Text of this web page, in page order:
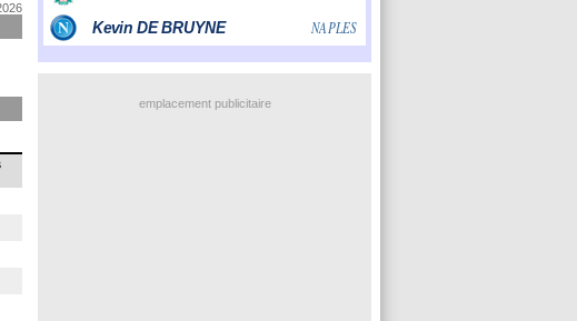
emplacement publicitaire